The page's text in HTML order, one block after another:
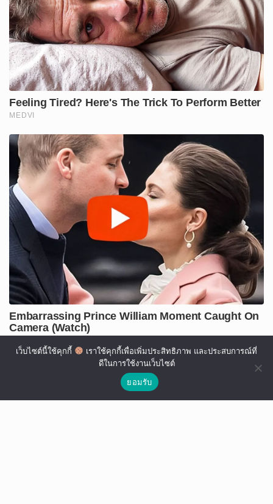
เว็บไซต์นี้ใช้คุกกี้
เราใช้คุกกี้เพื่อเพิ่มประสิทธิภาพ และประสบการณ์ที่
ดีในการใช้งานเว็บไซต์
ยอมรับ